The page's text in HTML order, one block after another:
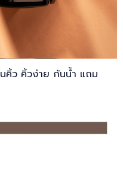
คิ้ว คิ้วง่าย กันน้ำ แถม